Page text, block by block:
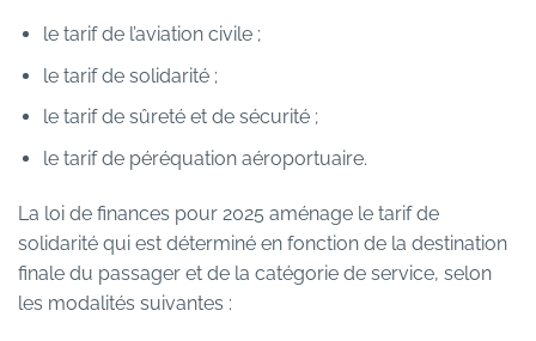
le tarif de l’aviation civile ;
le tarif de solidarité ;
le tarif de sûreté et de sécurité ;
le tarif de péréquation aéroportuaire.
La loi de finances pour 2025 aménage le tarif de
solidarité qui est déterminé en fonction de la destination
finale du passager et de la catégorie de service, selon
les modalités suivantes :